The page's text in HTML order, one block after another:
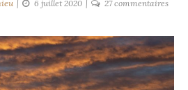
6 juillet 2020 27 commentaires
:
à